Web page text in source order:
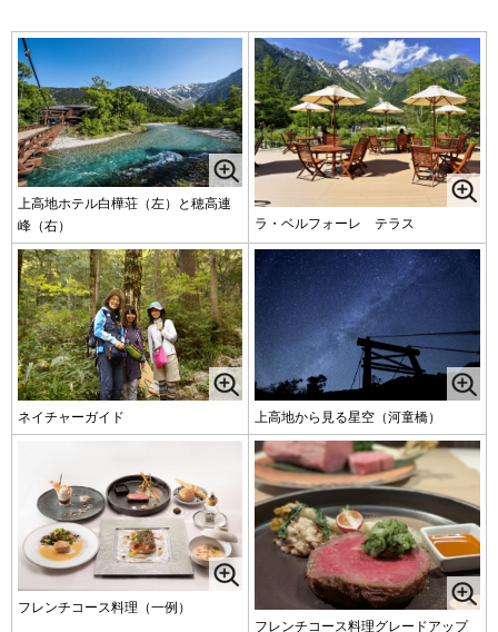
上高地ホテル白樺荘（左）と穂高連
峰（右）
ラ・ベルフォーレ テラス
ネイチャーガイド 上高地から見る星空（河童橋）
フレンチコース料理（一例）
フレンチコース料理グレードアップ